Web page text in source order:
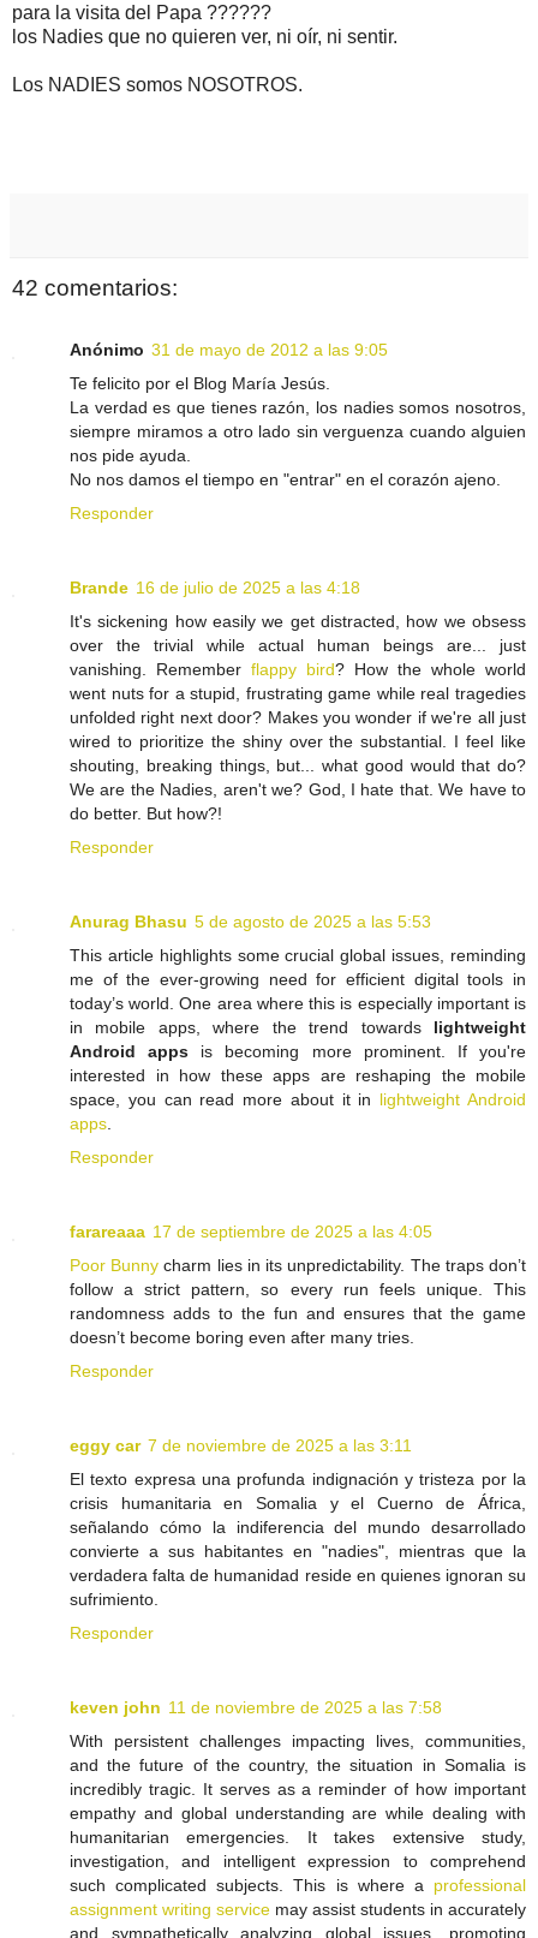
para la visita del Papa ??????
los Nadies que no quieren ver, ni oír, ni sentir.
Los NADIES somos NOSOTROS.
42 comentarios:
Anónimo 31 de mayo de 2012 a las 9:05
Te felicito por el Blog María Jesús.
La verdad es que tienes razón, los nadies somos nosotros,
siempre miramos a otro lado sin verguenza cuando alguien
nos pide ayuda.
No nos damos el tiempo en "entrar" en el corazón ajeno.
Responder
Brande 16 de julio de 2025 a las 4:18
It's sickening how easily we get distracted, how we obsess
over the trivial while actual human beings are... just
vanishing. Remember flappy bird? How the whole world
went nuts for a stupid, frustrating game while real tragedies
unfolded right next door? Makes you wonder if we're all just
wired to prioritize the shiny over the substantial. I feel like
shouting, breaking things, but... what good would that do?
We are the Nadies, aren't we? God, I hate that. We have to
do better. But how?!
Responder
Anurag Bhasu 5 de agosto de 2025 a las 5:53
This article highlights some crucial global issues, reminding
me of the ever-growing need for efficient digital tools in
today’s world. One area where this is especially important is
in mobile apps, where the trend towards lightweight
Android apps is becoming more prominent. If you're
interested in how these apps are reshaping the mobile
space, you can read more about it in lightweight Android
apps.
Responder
farareaaa 17 de septiembre de 2025 a las 4:05
Poor Bunny charm lies in its unpredictability. The traps don’t
follow a strict pattern, so every run feels unique. This
randomness adds to the fun and ensures that the game
doesn’t become boring even after many tries.
Responder
eggy car 7 de noviembre de 2025 a las 3:11
El texto expresa una profunda indignación y tristeza por la
crisis humanitaria en Somalia y el Cuerno de África,
señalando cómo la indiferencia del mundo desarrollado
convierte a sus habitantes en "nadies", mientras que la
verdadera falta de humanidad reside en quienes ignoran su
sufrimiento.
Responder
keven john 11 de noviembre de 2025 a las 7:58
With persistent challenges impacting lives, communities,
and the future of the country, the situation in Somalia is
incredibly tragic. It serves as a reminder of how important
empathy and global understanding are while dealing with
humanitarian emergencies. It takes extensive study,
investigation, and intelligent expression to comprehend
such complicated subjects. This is where a professional
assignment writing service may assist students in accurately
and sympathetically analyzing global issues, promoting